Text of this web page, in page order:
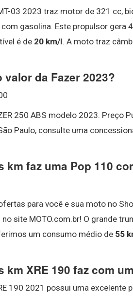
03 2023 traz motor de 321 cc,
gasolina. Este propulsor gera
é de 20 km/l. A moto traz
valor da Fazer 2023?
250 ABS modelo 2023. Preço
Paulo, consulte uma
km faz uma Pop 110
para você e sua moto no
no site MOTO.com.br! O grande
um consumo médio de 55
km XRE 190 faz com
190 2021 possui uma excelente